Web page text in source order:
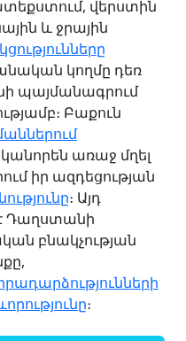
վերստին
և ջրային
կողմը դեռ
պայմանագրում
Բաքուն
առաջ մղել
իր ազդեցության
։ Այդ
Դաղստանի
բնակչության
։